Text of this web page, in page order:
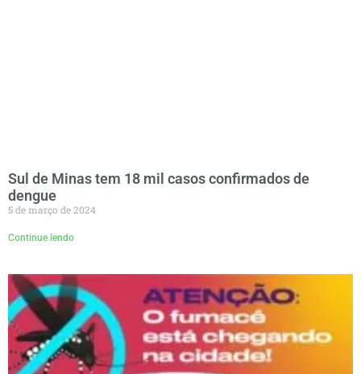
Sul de Minas tem 18 mil casos confirmados de
dengue
5 de março de 2024
Continue lendo